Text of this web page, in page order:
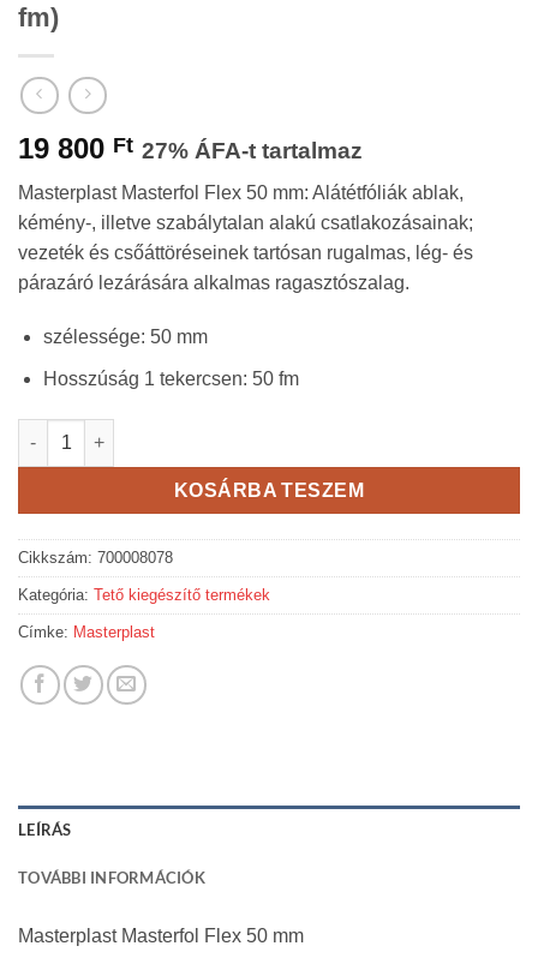
fm)
19 800 Ft 27% ÁFA-t tartalmaz
Masterplast Masterfol Flex 50 mm: Alátétfóliák ablak,
kémény-, illetve szabálytalan alakú csatlakozásainak;
vezeték és csőáttöréseinek tartósan rugalmas, lég- és
párazáró lezárására alkalmas ragasztószalag.
szélessége: 50 mm
Hosszúság 1 tekercsen: 50 fm
Masterplast Masterfol Flex 50 mm - párazáró ragasztószalag -
KOSÁRBA TESZEM
Cikkszám: 700008078
Kategória: Tető kiegészítő termékek
Címke: Masterplast
LEÍRÁS
TOVÁBBI INFORMÁCIÓK
Masterplast Masterfol Flex 50 mm